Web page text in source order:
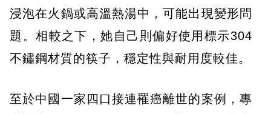
浸泡在火鍋或高溫熱湯中，可能出現變形問
題。相較之下，她自己則偏好使用標示304
不鏽鋼材質的筷子，穩定性與耐用度較佳。
至於中國一家四口接連罹癌離世的案例，專